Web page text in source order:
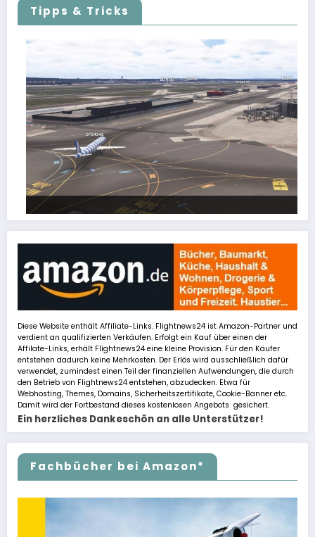
Tipps & Tricks
FSLTL Traffic: Tipps und Tricks, damit es klappt!
Diese Website enthält Affiliate-Links. Flightnews24 ist Amazon-Partner und
verdient an qualifizierten Verkäufen. Erfolgt ein Kauf über einen der
Affilate-Links, erhält Flightnews24 eine kleine Provision. Für den Käufer
entstehen dadurch keine Mehrkosten. Der Erlös wird ausschließlich dafür
verwendet, zumindest einen Teil der finanziellen Aufwendungen, die durch
den Betrieb von Flightnews24 entstehen, abzudecken. Etwa für
Webhosting, Themes, Domains, Sicherheitszertifikate, Cookie-Banner etc.
Damit wird der Fortbestand dieses kostenlosen Angebots gesichert.
Ein herzliches Dankeschön an alle Unterstützer!
Fachbücher bei Amazon*